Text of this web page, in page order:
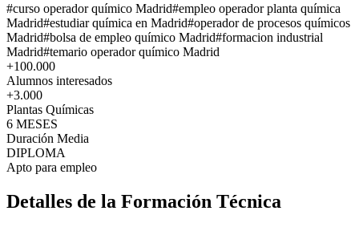
#curso operador químico Madrid#empleo operador planta química
Madrid#estudiar química en Madrid#operador de procesos químicos
Madrid#bolsa de empleo químico Madrid#formacion industrial
Madrid#temario operador químico Madrid
+100.000
Alumnos interesados
+3.000
Plantas Químicas
6 MESES
Duración Media
DIPLOMA
Apto para empleo
Detalles de la Formación Técnica